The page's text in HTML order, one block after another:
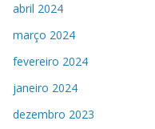
abril 2024
março 2024
fevereiro 2024
janeiro 2024
dezembro 2023